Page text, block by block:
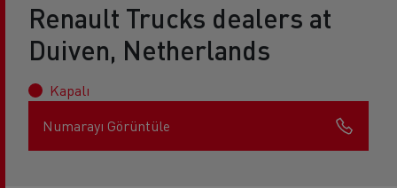
Renault Trucks dealers at
Duiven, Netherlands
Kapalı
Numarayı Görüntüle